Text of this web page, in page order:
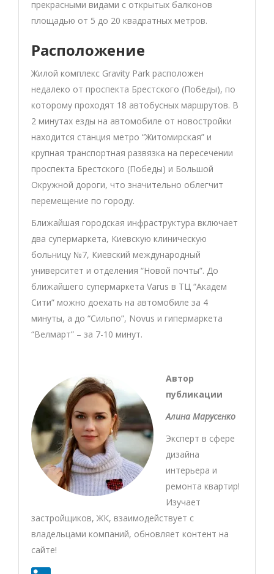
прекрасными видами с открытых балконов
площадью от 5 до 20 квадратных метров.
Расположение
Жилой комплекс Gravity Park расположен
недалеко от проспекта Брестского (Победы), по
которому проходят 18 автобусных маршрутов. В
2 минутах езды на автомобиле от новостройки
находится станция метро “Житомирская” и
крупная транспортная развязка на пересечении
проспекта Брестского (Победы) и Большой
Окружной дороги, что значительно облегчит
перемещение по городу.
Ближайшая городская инфраструктура включает
два супермаркета, Киевскую клиническую
больницу №7, Киевский международный
университет и отделения “Новой почты”. До
ближайшего супермаркета Varus в ТЦ “Академ
Сити” можно доехать на автомобиле за 4
минуты, а до “Сильпо”, Novus и гипермаркета
“Велмарт” – за 7-10 минут.
Автор
публикации
Алина Марусенко
Эксперт в сфере
дизайна
интерьера и
ремонта квартир!
Изучает
застройщиков, ЖК, взаимодействует с
владельцами компаний, обновляет контент на
сайте!